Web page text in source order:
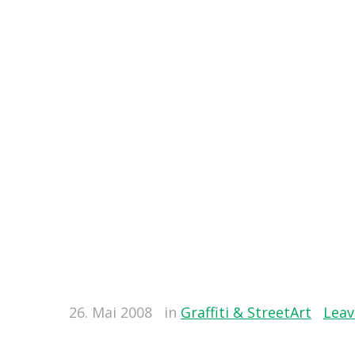
26. Mai 2008 in Graffiti & StreetArt